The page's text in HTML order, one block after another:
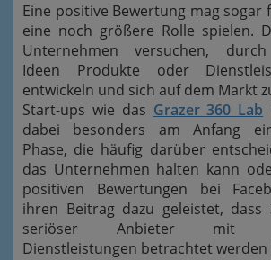
Eine positive Bewertung mag sogar
eine noch größere Rolle spielen.
Unternehmen versuchen,
Ideen Produkte oder
entwickeln und sich auf dem Markt
Start-ups wie das Grazer 360 Lab
dabei besonders am Anfang
Phase, die häufig darüber
das Unternehmen halten kann
positiven Bewertungen bei
ihren Beitrag dazu geleistet, dass
seriöser Anbieter mit
Dienstleistungen betrachtet werden